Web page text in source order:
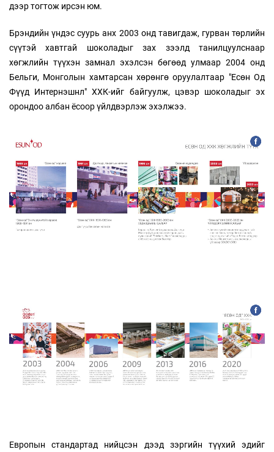
дээр тогтож ирсэн юм.
Брэндийн үндэс суурь анх 2003 онд тавигдаж, гурван төрлийн
сүүтэй хавтгай шоколадыг зах зээлд танилцуулснаар
хөгжлийн түүхэн замнал эхэлсэн бөгөөд улмаар 2004 онд
Бельги, Монголын хамтарсан хөрөнгө оруулалтаар "Есөн Од
Фүүд Интернэшнл" ХХК-ийг байгуулж, цэвэр шоколадыг эх
орондоо албан ёсоор үйлдвэрлэж эхэлжээ.
Европын стандартад нийцсэн дээд зэргийн түүхий эдийг